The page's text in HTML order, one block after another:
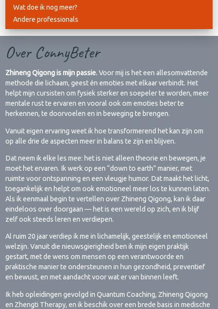
Wat doe ik nog meer?
Andere professionals
Over ConnyBeter
Zhineng Qigong is mijn passie.Voor mij is het een allesomvattende
methode die lichaam, geest én emoties met elkaar verbindt. Het
helpt mijn cursisten om fysiek sterker en soepeler te worden, meer
mentale rust te ervaren en vooral ook om emoties beter te
herkennen, te doorvoelen en in beweging te brengen.
Vanuit eigen ervaring weet ik hoe transformerend het kan zijn om
op alle drie de aspecten meer in balans te zijn en blijven.
Dat neem ik elke les mee: het is niet alleen theorie en bewegen, je
moet het ervaren. Ik werk op een “down to earth” manier, met
ruimte voor ontspanning en een vleugje humor. Dat maakt het licht,
toegankelijk en helpt om ook emotioneel meer los te kunnen laten.
Als ik eenmaal begin te vertellen over Zhineng Qigong, kan ik daar
eindeloos over doorgaan — het is een wereld op zich, en ik blijf
zelf ook steeds leren en verdiepen.
Al ruim 20 jaar verdiep ik me in lichamelijk, geestelijk en emotioneel
welzijn. Vanuit die nieuwsgierigheid ben ik mijn eigen praktijk
gestart, met de wens om mensen op een verantwoorde en
praktische manier te ondersteunen in hun gezondheid, preventief
en bewust, en met aandacht voor wat er van binnen leeft.
Ik heb opleidingen gevolgd in Quantum Coaching, Zhineng Qigong
en Zhengti Therapy, en ik beschik over een brede basis in medische